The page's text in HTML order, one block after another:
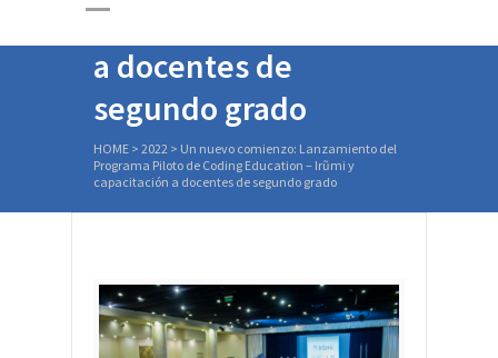
Irũmi y capacitación
a docentes de
segundo grado
HOME > 2022 > Un nuevo comienzo: Lanzamiento del
Programa Piloto de Coding Education – Irũmi y
capacitación a docentes de segundo grado